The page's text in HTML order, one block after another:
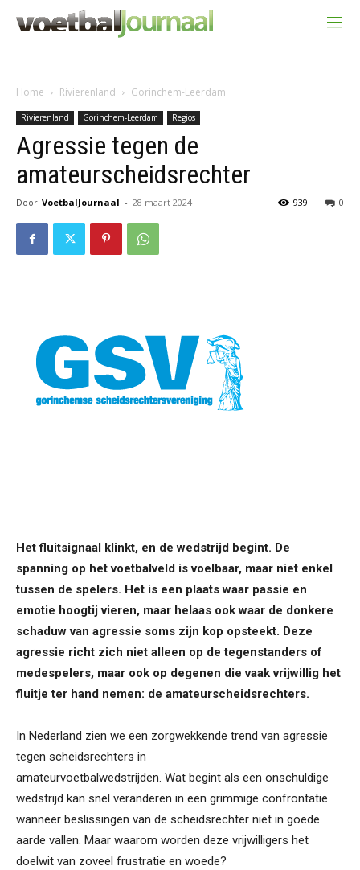
Home Rivierenland Gorinchem-Leerdam
Rivierenland Gorinchem-Leerdam Regios
Agressie tegen de
amateurscheidsrechter
Door VoetbalJournaal - 28 maart 2024 0
939
Het fluitsignaal klinkt, en de wedstrijd begint. De
spanning op het voetbalveld is voelbaar, maar niet enkel
tussen de spelers. Het is een plaats waar passie en
emotie hoogtij vieren, maar helaas ook waar de donkere
schaduw van agressie soms zijn kop opsteekt. Deze
agressie richt zich niet alleen op de tegenstanders of
medespelers, maar ook op degenen die vaak vrijwillig het
fluitje ter hand nemen: de amateurscheidsrechters.
In Nederland zien we een zorgwekkende trend van agressie
tegen scheidsrechters in
amateurvoetbalwedstrijden. Wat begint als een onschuldige
wedstrijd kan snel veranderen in een grimmige confrontatie
wanneer beslissingen van de scheidsrechter niet in goede
aarde vallen. Maar waarom worden deze vrijwilligers het
doelwit van zoveel frustratie en woede?